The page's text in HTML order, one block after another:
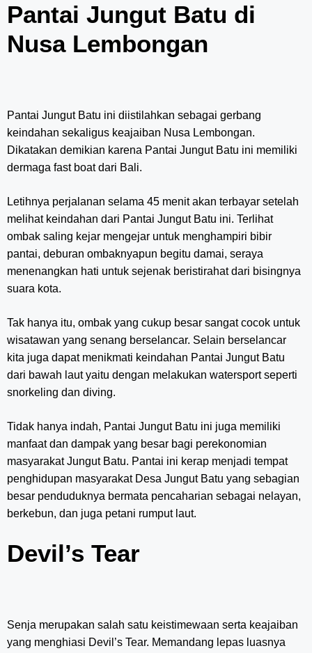
Pantai Jungut Batu di
Nusa Lembongan
Pantai Jungut Batu ini diistilahkan sebagai gerbang
keindahan sekaligus keajaiban Nusa Lembongan.
Dikatakan demikian karena Pantai Jungut Batu ini memiliki
dermaga fast boat dari Bali.
Letihnya perjalanan selama 45 menit akan terbayar setelah
melihat keindahan dari Pantai Jungut Batu ini. Terlihat
ombak saling kejar mengejar untuk menghampiri bibir
pantai, deburan ombaknyapun begitu damai, seraya
menenangkan hati untuk sejenak beristirahat dari bisingnya
suara kota.
Tak hanya itu, ombak yang cukup besar sangat cocok untuk
wisatawan yang senang berselancar. Selain berselancar
kita juga dapat menikmati keindahan Pantai Jungut Batu
dari bawah laut yaitu dengan melakukan watersport seperti
snorkeling dan diving.
Tidak hanya indah, Pantai Jungut Batu ini juga memiliki
manfaat dan dampak yang besar bagi perekonomian
masyarakat Jungut Batu. Pantai ini kerap menjadi tempat
penghidupan masyarakat Desa Jungut Batu yang sebagian
besar penduduknya bermata pencaharian sebagai nelayan,
berkebun, dan juga petani rumput laut.
Devil’s Tear
Senja merupakan salah satu keistimewaan serta keajaiban
yang menghiasi Devil’s Tear. Memandang lepas luasnya